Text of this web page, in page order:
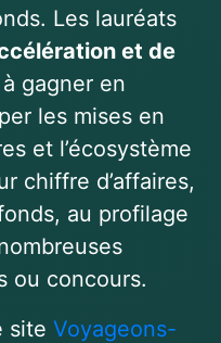
Les lauréats
et de
gagner en
les mises en
et l’écosystème
chiffre d’affaires,
au profilage
ou concours.
site Voyageons-